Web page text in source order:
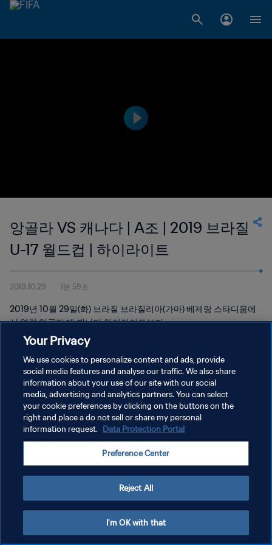
앙골라 VS 캐나다 | A조 | 2019 브라질
U-17 월드컵 | 하이라이트
2019.10.29 1분 59초
2019년 10월 29일(화) 브라질 브라질리아(가마) 베제랑 스타디움에
서 열린 앙골라 대 캐나다 하이라이트보기
개인정보 보호정책
서비스 약관
Your Privacy
We use cookies to personalize content and ads, provide
social media features and analyse our traffic. We also share
information about your use of our site with our social
media, advertising and analytics partners. You can select
your cookie preferences by clicking on the buttons on the
right and place a do not sell or share my personal
information request. Data Protection Portal
Preference Center
Reject All
I'm OK with that